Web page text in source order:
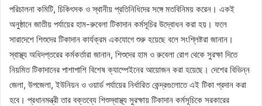
পরিচালনা কমিটি, চিকিৎসক ও স্থানীয় প্রতিনিধিদের সঙ্গে মতবিনিময় করেন। একই
অনুষ্ঠানে জাতীয় পর্যায়ের হাম-রুবেলা টিকাদান কর্মসূচির উদ্বোধন করা হয়। ফলে
সারাদেশে শিশুদের টিকাদান কার্যক্রম একযোগে শুরু হয়েছে বলে সংশ্লিষ্টরা জানান।
স্বাস্থ্য অধিদপ্তরের কর্মকর্তারা জানান, শিশুদের হাম ও রুবেলা রোগ থেকে সুরক্ষা দিতে
নিয়মিত টিকাদানের পাশাপাশি বিশেষ ক্যাম্পেইনের আয়োজন করা হয়েছে। দেশের বিভিন্ন
জেলা, উপজেলা, ইউনিয়ন ও ওয়ার্ড পর্যায়ের নির্ধারিত কেন্দ্রগুলোতে এই টিকা প্রদান করা
হবে। প্রধানমন্ত্রী তার বক্তব্যে শিশুস্বাস্থ্য সুরক্ষায় টিকাদান কর্মসূচিকে সরকারের